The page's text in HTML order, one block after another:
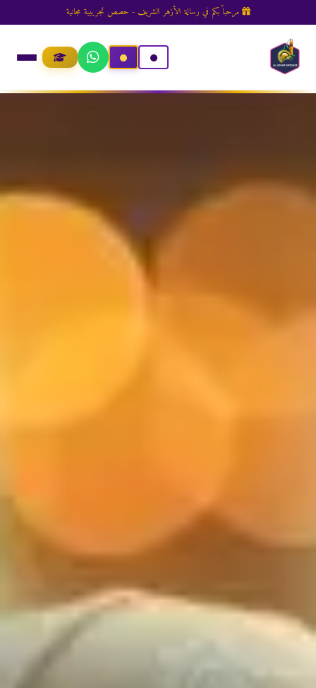
مرحباً بكم في رسالة الأزهر الشريف - حصص تجريبية مجانية